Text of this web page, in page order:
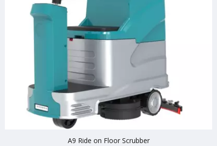
A9 Ride on Floor Scrubber